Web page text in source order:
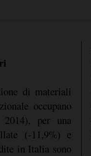
di materiali
occupano
per una
(-11,9%) e
in Italia sono